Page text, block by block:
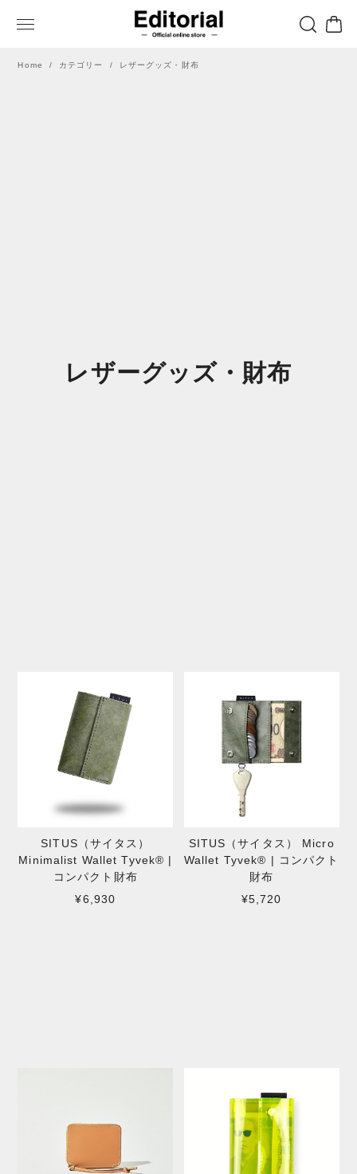
Home カテゴリー レザーグッズ・財布
レザーグッズ・財布
SITUS（サイタス）
Minimalist Wallet Tyvek® |
コンパクト財布
¥6,930
SITUS（サイタス） Micro
Wallet Tyvek® | コンパクト
財布
¥5,720